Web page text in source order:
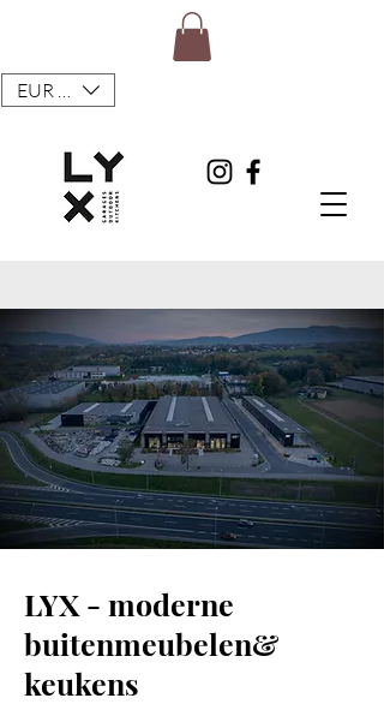
EUR (€)
LYX - moderne
buitenmeubelen&
keukens